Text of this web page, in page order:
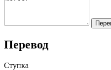
Перевод
Ступка